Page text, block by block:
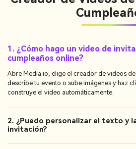
1. ¿Cómo hago un video de
cumpleaños online?
Abre Media.io, elige el creador de videos
describe tu evento o sube imágenes y haz
construye el video automáticamente.
2. ¿Puedo personalizar el texto y
invitación?